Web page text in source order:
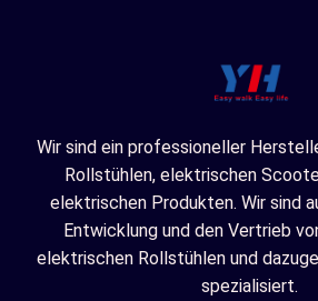
Wir sind ein professioneller
Rollstühlen, elektrischen
elektrischen Produkten. Wir sind
Entwicklung und den Vertrieb
elektrischen Rollstühlen und
spezialisiert.